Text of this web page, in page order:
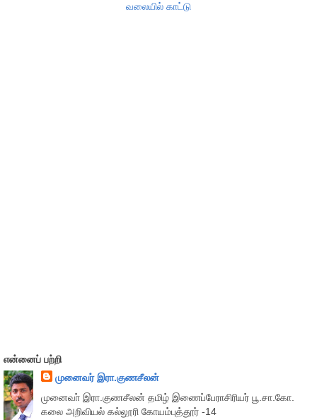
வலையில் காட்டு
என்னைப் பற்றி
முனைவர் இரா.குணசீலன்
முனைவா் இரா.குணசீலன் தமிழ் இணைப்பேராசிரியர் பூ.சா.கோ.
கலை அறிவியல் கல்லூரி கோயம்புத்தூர் -14